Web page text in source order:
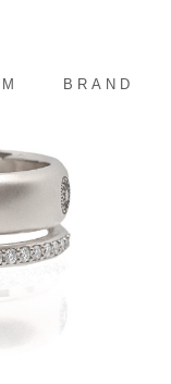
BRAND